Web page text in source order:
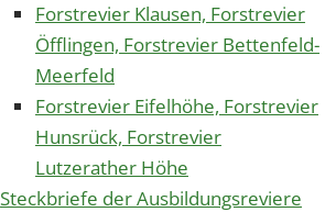
Forstrevier Klausen, Forstrevier
Öfflingen, Forstrevier Bettenfeld-
Meerfeld
Forstrevier Eifelhöhe, Forstrevier
Hunsrück, Forstrevier
Lutzerather Höhe
Steckbriefe der Ausbildungsreviere